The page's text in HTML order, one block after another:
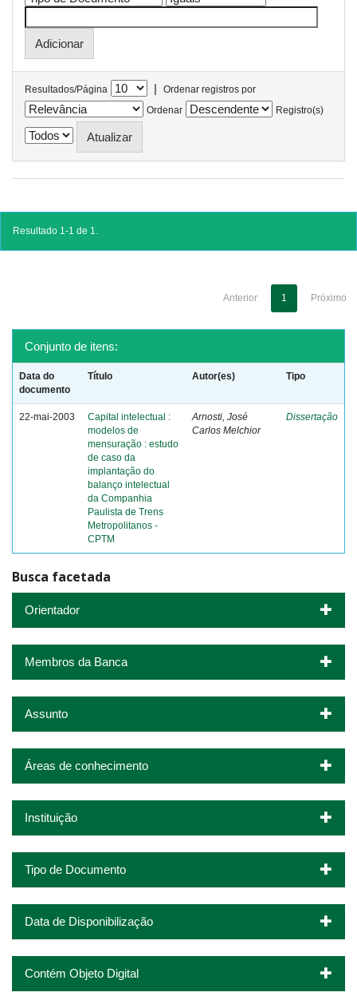
Resultados/Página |
Ordenar registros por
Ordenar
Registro(s)
Resultado 1-1 de 1.
Anterior 1 Próximo
Conjunto de itens:
Data do
documento
Título Autor(es) Tipo
22-mai-2003
Capital intelectual :
modelos de
mensuração : estudo
de caso da
implantação do
balanço intelectual
da Companhia
Paulista de Trens
Metropolitanos -
CPTM
Arnosti, José
Carlos Melchior
Dissertação
Busca facetada
Orientador
Membros da Banca
Assunto
Áreas de conhecimento
Instituição
Tipo de Documento
Data de Disponibilização
Contém Objeto Digital